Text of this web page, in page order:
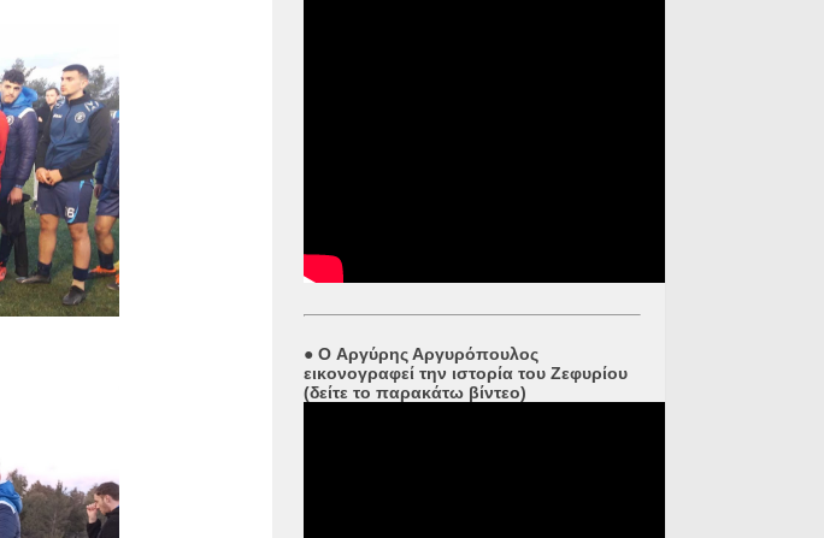
● O Αργύρης Αργυρόπουλος
εικονογραφεί την ιστορία του Ζεφυρίου
(δείτε το παρακάτω βίντεο)